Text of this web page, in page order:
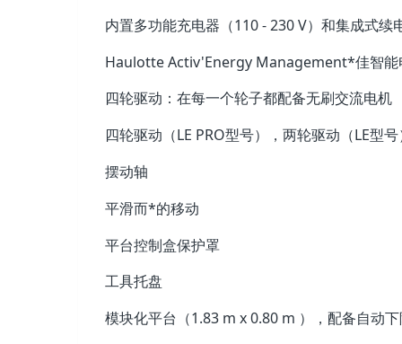
内置多功能充电器（110 - 230 V）和集成式续
Haulotte Activ'Energy Management*佳智能
四轮驱动：在每一个轮子都配备无刷交流电机
四轮驱动（LE PRO型号），两轮驱动（LE型
摆动轴
平滑而*的移动
平台控制盒保护罩
工具托盘
模块化平台（1.83 m x 0.80 m ），配备自动